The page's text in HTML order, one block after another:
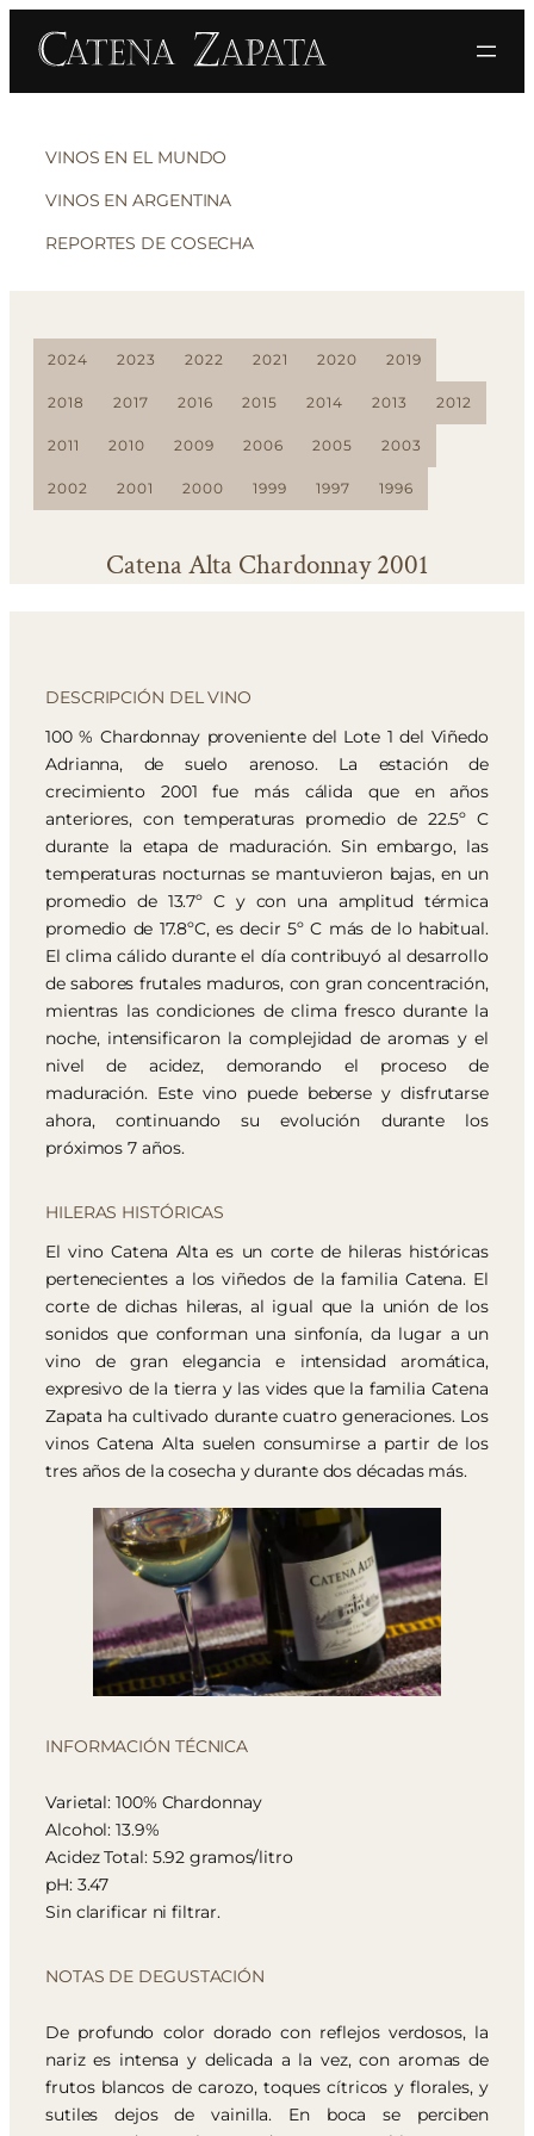
VINOS EN EL MUNDO
VINOS EN ARGENTINA
REPORTES DE COSECHA
2024 2023 2022 2021 2020 2019
2018 2017 2016 2015 2014 2013 2012
2011 2010 2009 2006 2005 2003
2002 2001 2000 1999 1997 1996
Catena Alta Chardonnay 2001
DESCRIPCIÓN DEL VINO
100 % Chardonnay proveniente del Lote 1 del Viñedo
Adrianna, de suelo arenoso. La estación de
crecimiento 2001 fue más cálida que en años
anteriores, con temperaturas promedio de 22.5º C
durante la etapa de maduración. Sin embargo, las
temperaturas nocturnas se mantuvieron bajas, en un
promedio de 13.7º C y con una amplitud térmica
promedio de 17.8ºC, es decir 5º C más de lo habitual.
El clima cálido durante el día contribuyó al desarrollo
de sabores frutales maduros, con gran concentración,
mientras las condiciones de clima fresco durante la
noche, intensificaron la complejidad de aromas y el
nivel de acidez, demorando el proceso de
maduración. Este vino puede beberse y disfrutarse
ahora, continuando su evolución durante los
próximos 7 años.
HILERAS HISTÓRICAS
El vino Catena Alta es un corte de hileras históricas
pertenecientes a los viñedos de la familia Catena. El
corte de dichas hileras, al igual que la unión de los
sonidos que conforman una sinfonía, da lugar a un
vino de gran elegancia e intensidad aromática,
expresivo de la tierra y las vides que la familia Catena
Zapata ha cultivado durante cuatro generaciones. Los
vinos Catena Alta suelen consumirse a partir de los
tres años de la cosecha y durante dos décadas más.
INFORMACIÓN TÉCNICA
Varietal: 100% Chardonnay
Alcohol: 13.9%
Acidez Total: 5.92 gramos/litro
pH: 3.47
Sin clarificar ni filtrar.
NOTAS DE DEGUSTACIÓN
De profundo color dorado con reflejos verdosos, la
nariz es intensa y delicada a la vez, con aromas de
frutos blancos de carozo, toques cítricos y florales, y
sutiles dejos de vainilla. En boca se perciben